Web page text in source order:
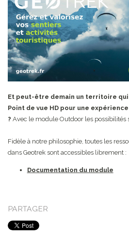
Et peut-être demain un territoire
Point de vue HD pour une
? Avec le module Outdoor les possibilités
Fidèle à notre philosophie, toutes les
dans Geotrek sont accessibles librement :
Documentation du module
PARTAGER